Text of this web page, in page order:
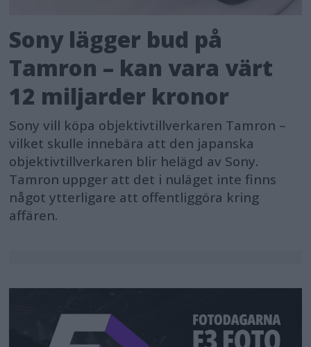
Sony lägger bud på
Tamron – kan vara värt
12 miljarder kronor
Sony vill köpa objektivtillverkaren Tamron –
vilket skulle innebära att den japanska
objektivtillverkaren blir helägd av Sony.
Tamron uppger att det i nuläget inte finns
något ytterligare att offentliggöra kring
affären.